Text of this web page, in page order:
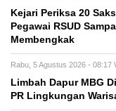
Kejari Periksa 20
Pegawai RSUD
Membengkak
Rabu, 5 Agustus 2026 - 08:17
Limbah Dapur MBG
PR Lingkungan